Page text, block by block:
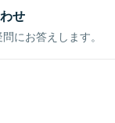
せ
にお答えします。